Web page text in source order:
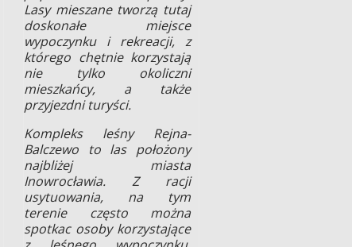
Lasy mieszane tworzą tutaj
doskonałe miejsce
wypoczynku i rekreacji, z
którego chętnie korzystają
nie tylko okoliczni
mieszkańcy, a także
przyjezdni turyści.
Kompleks leśny Rejna-
Balczewo to las położony
najbliżej miasta
Inowrocławia. Z racji
usytuowania, na tym
terenie często można
spotkac osoby korzystające